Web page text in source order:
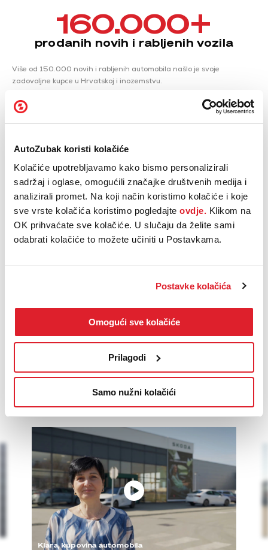
AutoZubak koristi kolačiće
Kolačiće upotrebljavamo kako bismo personalizirali
sadržaj i oglase, omogućili značajke društvenih medija i
analizirali promet. Na koji način koristimo kolačiće i koje
sve vrste kolačića koristimo pogledajte ovdje. Klikom na
OK prihvaćate sve kolačiće. U slučaju da želite sami
odabrati kolačiće to možete učiniti u Postavkama.
Postavke kolačića
Omogući sve kolačiće
Prilagodi
Samo nužni kolačići
160.000+
prodanih novih i rabljenih vozila
Više od 150.000 novih i rabljenih automobila našlo je svoje
zadovoljne kupce u Hrvatskoj i inozemstvu.
1.590.000+
servisiranih vozila
Kroz naše automehaničarske radionice prošlo je više od 1.450.000
vozila, a svakom smo posvetili maksimalnu pažnju kako bi ono bilo
sigurno i pouzdano.
46
radionice za sve marke automobila, a danas, kao dio Zubak Grupe,
brojimo 9 djelatnosti, više od 600 zaposlenih te naše usluge nudimo
na desetak tržišta u Europi.
Iskustva naših korisnika
Klara, kupovina automobila